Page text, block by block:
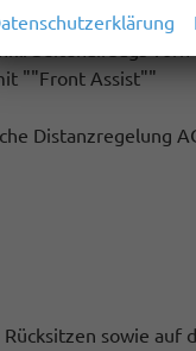
Deaktivierung
Seitenairbags vorn
""Front Assist""
Distanzregelung
sowie